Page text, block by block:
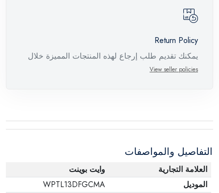
Return Policy
يمكنك تقديم طلب إرجاع لهذه المنتجات المميزة خلال
عبوته الأصلية. لاحظ أنه لا يمكن إرجاع المنتجات
وفي عبواتها الأصلية.
View seller policies
التفاصيل والمواصفات
العلامة التجارية
وايت بوينت
الموديل
WPTL13DFGCMA